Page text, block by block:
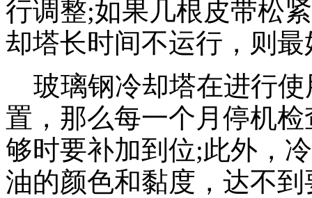
行调整;如果几根皮带松
却塔长时间不运行，则
玻璃钢冷却塔在进行使
置，那么每一个月停机
够时要补加到位;此外，
油的颜色和黏度，达不